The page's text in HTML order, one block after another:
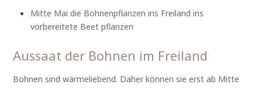
Mitte Mai die Bohnenpflanzen ins Freiland ins
vorbereitete Beet pflanzen
Aussaat der Bohnen im Freiland
Bohnen sind wärmeliebend. Daher können sie erst ab Mitte